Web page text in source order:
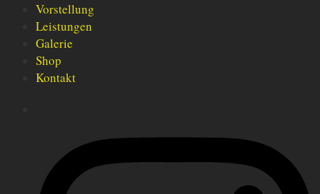
Vorstellung
Leistungen
Galerie
Shop
Kontakt